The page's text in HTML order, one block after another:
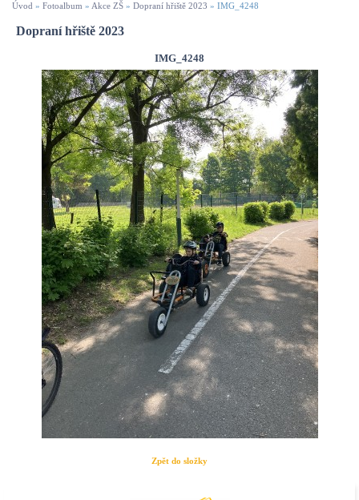
Úvod » Fotoalbum » Akce ZŠ » Dopraní hřiště 2023 » IMG_4248
Dopraní hřiště 2023
IMG_4248
Zpět do složky